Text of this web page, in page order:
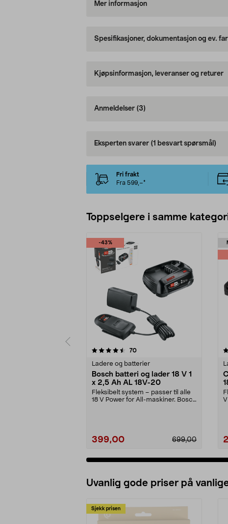
Mer informasjon
Spesifikasjoner, dokumentasjon og ev.
Kjøpsinformasjon, leveranser og returer
Anmeldelser (3)
Eksperten svarer (1 besvart spørsmål)
Fri frakt
Fra 599,–*
Toppselgere i samme
-43%
70anmeldelser
Ladere og batterier
Bosch batteri og lader 18 V 1
x 2,5 Ah AL 18V-20
Fleksibelt system – passer til alle
18 V Power for All-maskiner. Bosch
399,00 699,00
4.5 av 5 stjerner
Uvanlig gode priser på
Sjekk prisen